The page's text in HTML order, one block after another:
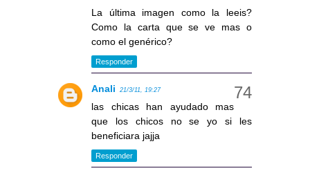
La última imagen como la leeis?
Como la carta que se ve mas o
como el genérico?
Responder
Anali 21/3/11, 19:27
las chicas han ayudado mas
que los chicos no se yo si les
beneficiara jajja
Responder